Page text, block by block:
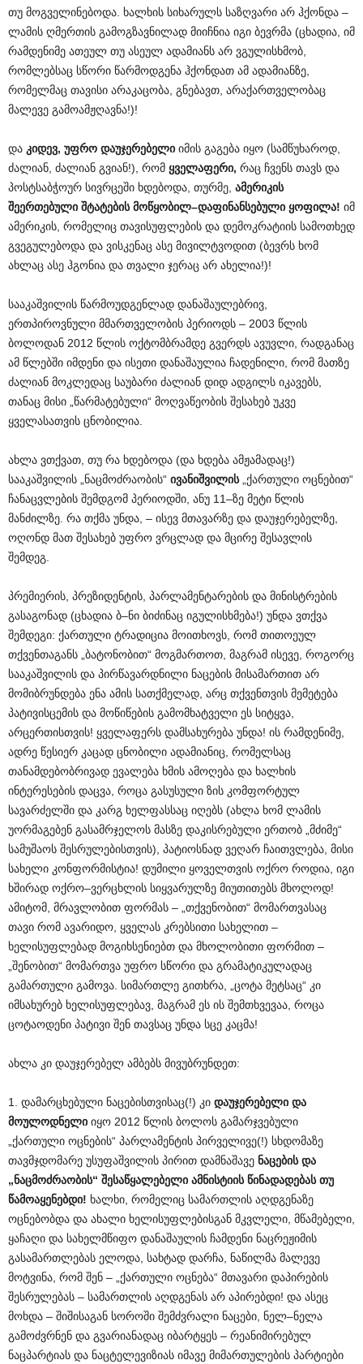
თუ მოგველინებოდა. ხალხის სიხარულს საზღვარი არ ჰქონდა –
ლამის ღმერთის გამოგზავნილად მიიჩნია იგი ბევრმა (ცხადია, იმ
რამდენიმე ათეულ თუ ასეულ ადამიანს არ ვგულისხმობ,
რომლებსაც სწორი წარმოდგენა ჰქონდათ ამ ადამიანზე,
რომელმაც თავისი არაკაცობა, გნებავთ, არაქართველობაც
მალევე გამოამჟღავნა!)!
და კიდევ, უფრო დაუჯერებელი იმის გაგება იყო (სამწუხაროდ,
ძალიან, ძალიან გვიან!), რომ ყველაფერი, რაც ჩვენს თავს და
პოსტსაბჭოურ სივრცეში ხდებოდა, თურმე, ამერიკის
შეერთებული შტატების მოწყობილ–დაფინანსებული ყოფილა! იმ
ამერიკის, რომელიც თავისუფლების და დემოკრატიის სამოთხედ
გვეგულებოდა და ვისკენაც ასე მივილტვოდით (ბევრს ხომ
ახლაც ასე ჰგონია და თვალი ჯერაც არ ახელია!)!
სააკაშვილის წარმოუდგენლად დანაშაულებრივ,
ერთპიროვნული მმართველობის პერიოდს – 2003 წლის
ბოლოდან 2012 წლის ოქტომბრამდე გვერდს ავუვლი, რადგანაც
ამ წლებში იმდენი და ისეთი დანაშაულია ჩადენილი, რომ მათზე
ძალიან მოკლედაც საუბარი ძალიან დიდ ადგილს იკავებს,
თანაც მისი „წარმატებული“ მოღვაწეობის შესახებ უკვე
ყველასათვის ცნობილია.
ახლა ვთქვათ, თუ რა ხდებოდა (და ხდება ამჟამადაც!)
სააკაშვილის „ნაცმოძრაობის“ ივანიშვილის„ქართული ოცნებით“
ჩანაცვლების შემდგომ პერიოდში, ანუ 11–ზე მეტი წლის
მანძილზე. რა თქმა უნდა, – ისევ მთავარზე და დაუჯერებელზე,
ოღონდ მათ შესახებ უფრო ვრცლად და მცირე შესავლის
შემდეგ.
პრემიერის, პრეზიდენტის, პარლამენტარების და მინისტრების
გასაგონად (ცხადია ბ–ნი ბიძინაც იგულისხმება!) უნდა ვთქვა
შემდეგი: ქართული ტრადიცია მოითხოვს, რომ თითოეულ
თქვენთაგანს „ბატონობით“ მოგმართოთ, მაგრამ ისევე, როგორც
სააკაშვილის და პირწავარდნილი ნაცების მისამართით არ
მომიბრუნდება ენა ამის სათქმელად, არც თქვენთვის მემეტება
პატივისცემის და მოწიწების გამომხატველი ეს სიტყვა,
არცერთისთვის! ყველაფერს დამსახურება უნდა! ის რამდენიმე,
ადრე წესიერ კაცად ცნობილი ადამიანიც, რომელსაც
თანამდებობრივად ევალება ხმის ამოღება და ხალხის
ინტერესების დაცვა, როცა გასუსული ზის კომფორტულ
სავარძელში და კარგ ხელფასსაც იღებს (ახლა ხომ ლამის
უორმაგებენ გასამრჯელოს მასზე დაკისრებული ერთობ „მძიმე“
სამუშაოს შესრულებისთვის), პატიოსნად ვეღარ ჩაითვლება, მისი
სახელი კონფორმისტია! დუმილი ყოველთვის ოქრო როდია, იგი
ხშირად ოქრო–ვერცხლის სიყვარულზე მიუთითებს მხოლოდ!
ამიტომ, მრავლობით ფორმას – „თქვენობით“ მომართვასაც
თავი რომ ავარიდო, ყველას კრებსითი სახელით –
ხელისუფლებად მოგიხსენიებთ და მხოლობითი ფორმით –
„შენობით“ მომართვა უფრო სწორი და გრამატიკულადაც
გამართული გამოვა. სიმართლე გითხრა, „ცოტა მეტსაც“ კი
იმსახურებ ხელისუფლებავ, მაგრამ ეს ის შემთხვევაა, როცა
ცოტაოდენი პატივი შენ თავსაც უნდა სცე კაცმა!
ახლა კი დაუჯერებელ ამბებს მივუბრუნდეთ:
1. დამარცხებული ნაცებისთვისაც(!) კი დაუჯერებელი და
მოულოდნელი იყო 2012 წლის ბოლოს გამარჯვებული
„ქართული ოცნების“ პარლამენტის პირველივე(!) სხდომაზე
თავმჯდომარე უსუფაშვილის პირით დამნაშავე ნაცების და
„ნაცმოძრაობის“ შესაწყალებელი ამნისტიის წინადადებას თუ
წამოაყენებდი! ხალხი, რომელიც სამართლის აღდგენაზე
ოცნებობდა და ახალი ხელისუფლებისგან მკვლელი, მწამებელი,
ყაჩაღი და სახელმწიფო დანაშაულის ჩამდენი ნაცრეჟიმის
გასამართლებას ელოდა, სახტად დარჩა, ნაწილმა მალევე
მოტვინა, რომ შენ – „ქართული ოცნება“ მთავარი დაპირების
შესრულებას – სამართლის აღდგენას არ აპირებდი! და ასეც
მოხდა – შიშისაგან სოროში შემძვრალი ნაცები, ნელ–ნელა
გამოძვრნენ და გვარიანადაც იბარტყეს – რეანიმირებულ
ნაცპარტიას და ნაცტელევიზიას იმავე მიმართულების პარტიები